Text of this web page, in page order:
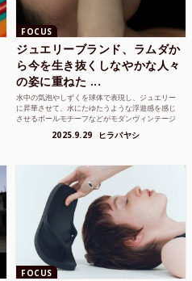
FOCUS
ジュエリーブランド、ラムダか
ら今を生き抜くしなやかな人々
の姿に重ねた ...
水中の気泡やしずくを球体で表現し、ジュエリー
に昇華させて、水にたゆたうような浮遊感を感じ
させるボールモチーフなどがモダンヴィンテージ
2025.9.29 ヒラバヤシ
FOCUS